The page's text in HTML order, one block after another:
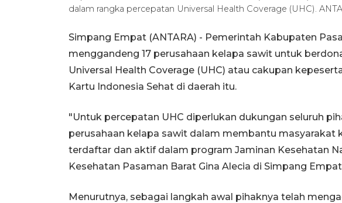
dalam rangka percepatan Universal Health Coverage (UHC).
Simpang Empat (ANTARA) - Pemerintah Kabupaten
menggandeng 17 perusahaan kelapa sawit untuk
Universal Health Coverage (UHC) atau cakupan
Kartu Indonesia Sehat di daerah itu.
"Untuk percepatan UHC diperlukan dukungan seluruh
perusahaan kelapa sawit dalam membantu masyarakat
terdaftar dan aktif dalam program Jaminan Kesehatan
Kesehatan Pasaman Barat Gina Alecia di Simpang
Menurutnya, sebagai langkah awal pihaknya telah